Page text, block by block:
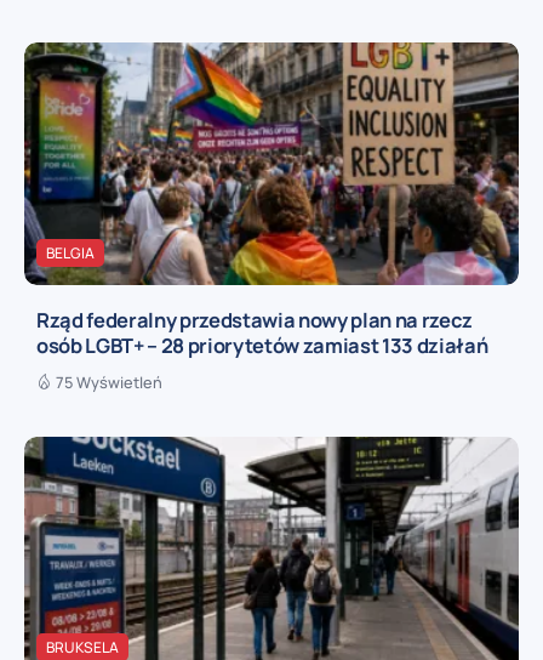
BELGIA
Rząd federalny przedstawia nowy plan na rzecz
osób LGBT+ – 28 priorytetów zamiast 133 działań
75 Wyświetleń
BRUKSELA